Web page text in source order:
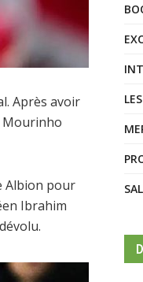
Après avoir
Mourinho
Albion pour
Ibrahim